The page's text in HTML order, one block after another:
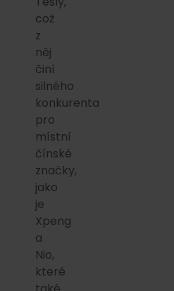
což
z
něj
činí
silného
konkurenta
pro
místní
čínské
značky,
jako
je
Xpeng
a
Nio,
které